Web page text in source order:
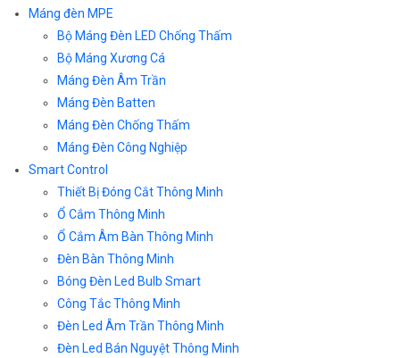
Máng đèn MPE
Bộ Máng Đèn LED Chống Thấm
Bộ Máng Xương Cá
Máng Đèn Âm Trần
Máng Đèn Batten
Máng Đèn Chống Thấm
Máng Đèn Công Nghiệp
Smart Control
Thiết Bị Đóng Cắt Thông Minh
Ổ Cắm Thông Minh
Ổ Cắm Âm Bàn Thông Minh
Đèn Bàn Thông Minh
Bóng Đèn Led Bulb Smart
Công Tắc Thông Minh
Đèn Led Âm Trần Thông Minh
Đèn Led Bán Nguyệt Thông Minh